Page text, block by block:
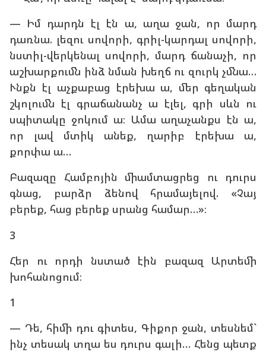
— Իմ դարդն էլ էն ա, աղա ջան, որ մարդ
դառնա. լեզու սովորի, գրիլ-կարդալ սովորի,
նստիլ-վերկենալ սովորի, մարդ ճանաչի, որ
աշխարքումն ինձ նման խեղճ ու զուրկ չմնա…
Ւնքն էլ աչքաբաց էրեխա ա, մեր գեղական
շկոլումն էլ գրաճանանչ ա էլել, գրի սևն ու
սպիտակը ջոկում ա։ Ամա աղաչանքս էն ա,
որ լավ մտիկ անեք, ղարիբ էրեխա ա,
քորփա ա…
Բազազը Համբոյին միամտացրեց ու դուրս
գնաց, բարձր ձենով հրամայելով. «Չայ
բերեք, հաց բերեք սրանց համար…»։
3
Հեր ու որդի նստած էին բազազ Արտեմի
խոհանոցում։
1
— Դե, հիմի դու գիտես, Գիքոր ջան, տեսնեմ`
ինչ տեսակ տղա ես դուրս գալի… Հենց պետք